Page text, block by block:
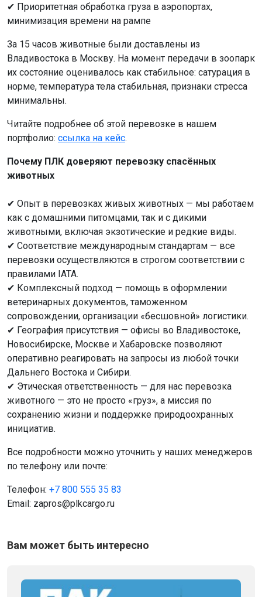
✔ Приоритетная обработка груза в аэропортах,
минимизация времени на рампе
За 15 часов животные были доставлены из
Владивостока в Москву. На момент передачи в зоопарк
их состояние оценивалось как стабильное: сатурация в
норме, температура тела стабильная, признаки стресса
минимальны.
Читайте подробнее об этой перевозке в нашем
портфолио: ссылка на кейс.
Почему ПЛК доверяют перевозку спасённых
животных
✔ Опыт в перевозках живых животных — мы работаем
как с домашними питомцами, так и с дикими
животными, включая экзотические и редкие виды.
✔ Соответствие международным стандартам — все
перевозки осуществляются в строгом соответствии с
правилами IATA.
✔ Комплексный подход — помощь в оформлении
ветеринарных документов, таможенном
сопровождении, организации «бесшовной» логистики.
✔ География присутствия — офисы во Владивостоке,
Новосибирске, Москве и Хабаровске позволяют
оперативно реагировать на запросы из любой точки
Дальнего Востока и Сибири.
✔ Этическая ответственность — для нас перевозка
животного — это не просто «груз», а миссия по
сохранению жизни и поддержке природоохранных
инициатив.
Все подробности можно уточнить у наших менеджеров
по телефону или почте:
Телефон: +7 800 555 35 83
Email: zapros@plkcargo.ru
Вам может быть интересно